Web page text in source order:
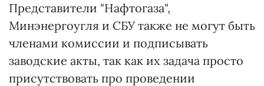
Представители "Нафтогаза",
Минэнергоугля и СБУ также не могут быть
членами комиссии и подписывать
заводские акты, так как их задача просто
присутствовать про проведении